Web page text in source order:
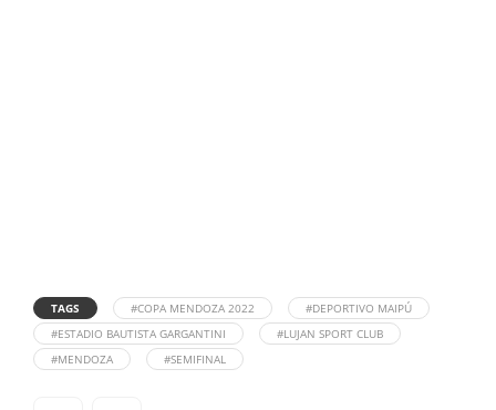
TAGS #COPA MENDOZA 2022
#DEPORTIVO MAIPÚ
#ESTADIO BAUTISTA GARGANTINI
#LUJAN SPORT CLUB
#MENDOZA
#SEMIFINAL